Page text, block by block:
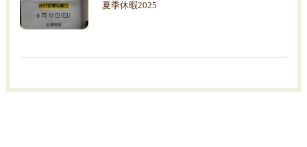
夏季休暇2025